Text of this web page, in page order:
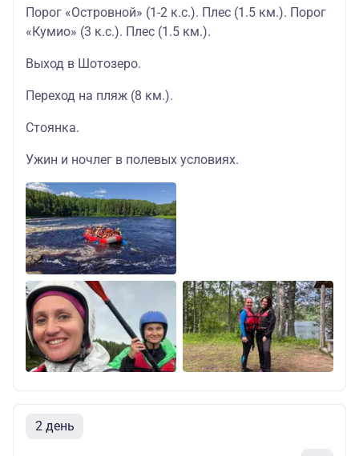
Порог «Островной» (1-2 к.с.). Плес (1.5 км.). Порог
«Кумио» (3 к.с.). Плес (1.5 км.).
Выход в Шотозеро.
Переход на пляж (8 км.).
Стоянка.
Ужин и ночлег в полевых условиях.
2 день